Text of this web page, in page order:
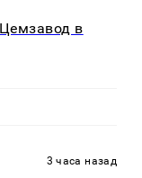
в
3 часа назад